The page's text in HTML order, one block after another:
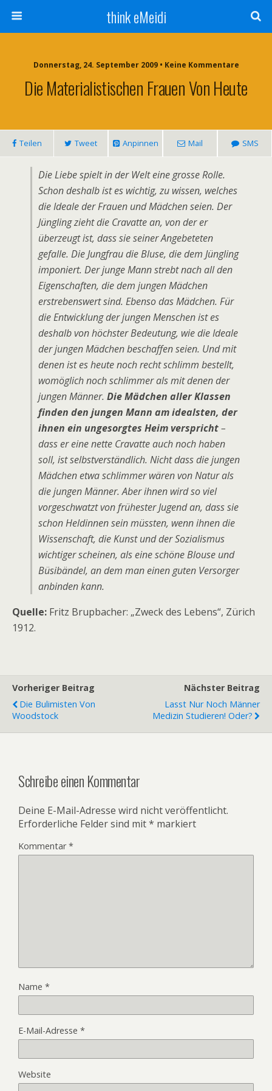
think eMeidi
Donnerstag, 24. September 2009 • Keine Kommentare
Die Materialistischen Frauen Von Heute
Teilen Tweet Anpinnen Mail SMS
Die Liebe spielt in der Welt eine grosse Rolle.
Schon deshalb ist es wichtig, zu wissen, welches
die Ideale der Frauen und Mädchen seien. Der
Jüngling zieht die Cravatte an, von der er
überzeugt ist, dass sie seiner Angebeteten
gefalle. Die Jungfrau die Bluse, die dem Jüngling
imponiert. Der junge Mann strebt nach all den
Eigenschaften, die dem jungen Mädchen
erstrebenswert sind. Ebenso das Mädchen. Für
die Entwicklung der jungen Menschen ist es
deshalb von höchster Bedeutung, wie die Ideale
der jungen Mädchen beschaffen seien. Und mit
denen ist es heute noch recht schlimm bestellt,
womöglich noch schlimmer als mit denen der
jungen Männer. Die Mädchen aller Klassen
finden den jungen Mann am idealsten, der
ihnen ein ungesorgtes Heim verspricht–
dass er eine nette Cravatte auch noch haben
soll, ist selbstverständlich. Nicht dass die jungen
Mädchen etwa schlimmer wären von Natur als
die jungen Männer. Aber ihnen wird so viel
vorgeschwatzt von frühester Jugend an, dass sie
schon Heldinnen sein müssten, wenn ihnen die
Wissenschaft, die Kunst und der Sozialismus
wichtiger scheinen, als eine schöne Blouse und
Büsibändel, an dem man einen guten Versorger
anbinden kann.
Quelle: Fritz Brupbacher: „Zweck des Lebens“, Zürich
1912.
Vorheriger Beitrag
Die Bulimisten Von
Woodstock
Nächster Beitrag
Lasst Nur Noch Männer
Medizin Studieren! Oder?
Schreibe einen Kommentar
Deine E-Mail-Adresse wird nicht veröffentlicht.
Erforderliche Felder sind mit* markiert
Kommentar*
Name *
E-Mail-Adresse *
Website